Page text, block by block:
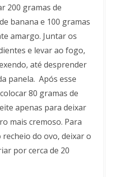
200 gramas de
banana e 100 gramas
amargo. Juntar os
e levar ao fogo,
até desprender
panela. Após esse
80 gramas de
apenas para deixar
mais cremoso. Para
recheio do ovo, deixar o
por cerca de 20